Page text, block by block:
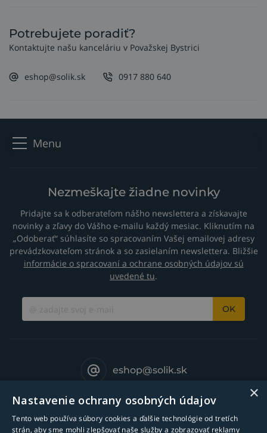
Potrebujete poradiť?
Kontaktujte našu kanceláriu v Považskej Bystrici
eshop@solik.sk 0917 880 640
Menu
Nezmeškajte žiadne novinky
Pridajte sa k odberateľom nášho newslettera a získavajte
novinky a zľavy do Vášho e-mailu každý mesiac. Kliknutím na
„Odoberať“ súhlasíte so spracovaním Vašej emailovej adresy
prevádzkovateľom stránok a so zasielaním newslettera. Bližšie
informácie o spracovaní a ochrane osobných údajov sú
uvedené tu.
OK
eshop@solik.sk
×
Nastavenie ochrany osobných údajov
Tento web používa súbory cookies a ďalšie technológie od tretích
strán, aby sme mohli zlepšovať naše služby a zobrazovať reklamy